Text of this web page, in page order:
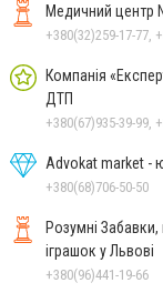
Медичний центр
+380(32)259-17-77,
Компанія
ДТП
Advokat market -
+380(68)706-50-50
Розумні
іграшок у Львові
+380(96)441-19-66